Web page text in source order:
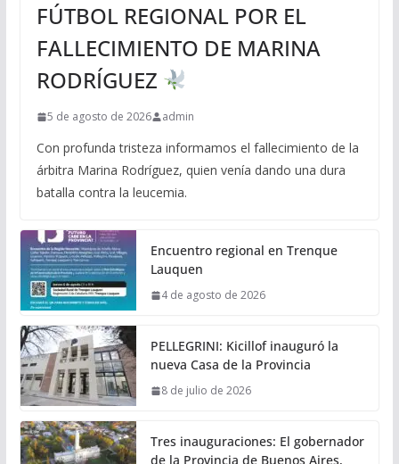
FÚTBOL REGIONAL POR EL
FALLECIMIENTO DE MARINA
RODRÍGUEZ
5 de agosto de 2026 admin
Con profunda tristeza informamos el fallecimiento de la
árbitra Marina Rodríguez, quien venía dando una dura
batalla contra la leucemia.
Encuentro regional en Trenque
Lauquen
4 de agosto de 2026
PELLEGRINI: Kicillof inauguró la
nueva Casa de la Provincia
8 de julio de 2026
Tres inauguraciones: El gobernador
de la Provincia de Buenos Aires,